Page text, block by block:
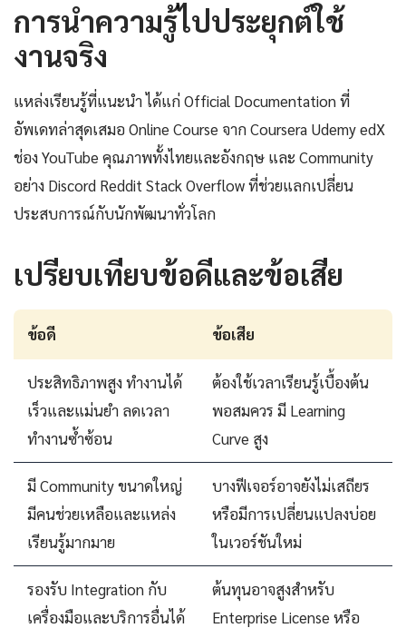
การนำความรู้ไปประยุกต์ใช้
งานจริง
แหล่งเรียนรู้ที่แนะนำ ได้แก่ Official Documentation ที่
อัพเดทล่าสุดเสมอ Online Course จาก Coursera Udemy edX
ช่อง YouTube คุณภาพทั้งไทยและอังกฤษ และ Community
อย่าง Discord Reddit Stack Overflow ที่ช่วยแลกเปลี่ยน
ประสบการณ์กับนักพัฒนาทั่วโลก
เปรียบเทียบข้อดีและข้อเสีย
ข้อดี ข้อเสีย
ประสิทธิภาพสูง ทำงานได้
เร็วและแม่นยำ ลดเวลา
ทำงานซ้ำซ้อน
ต้องใช้เวลาเรียนรู้เบื้องต้น
พอสมควร มี Learning
Curve สูง
มี Community ขนาดใหญ่
มีคนช่วยเหลือและแหล่ง
เรียนรู้มากมาย
บางฟีเจอร์อาจยังไม่เสถียร
หรือมีการเปลี่ยนแปลงบ่อย
ในเวอร์ชันใหม่
รองรับ Integration กับ
เครื่องมือและบริการอื่นได้
ต้นทุนอาจสูงสำหรับ
Enterprise License หรือ